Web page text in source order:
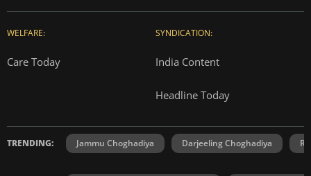
WELFARE:
Care Today
SYNDICATION:
India Content
Headline Today
TRENDING: Jammu Choghadiya Darjeeling Choghadiya